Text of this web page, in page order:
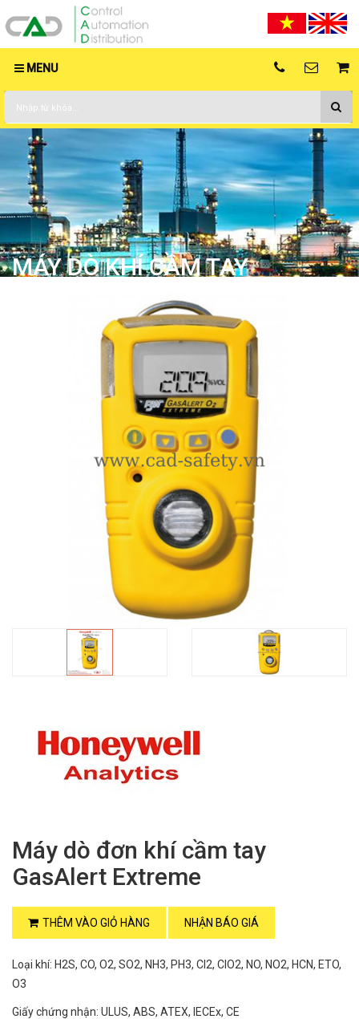
MENU
MÁY DÒ KHÍ CẦM TAY
Máy dò đơn khí cầm tay
GasAlert Extreme
THÊM VÀO GIỎ HÀNG NHẬN BÁO GIÁ
Loại khí: H2S, CO, O2, SO2, NH3, PH3, CI2, ClO2, NO, NO2, HCN, ETO,
O3
Giấy chứng nhận: ULUS, ABS, ATEX, IECEx, CE